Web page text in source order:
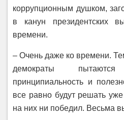
коррупционным душком,
в канун президентских
времени.
– Очень даже ко времени.
демократы
принципиальность и
все равно будут решать
на них ни победил. Весьма